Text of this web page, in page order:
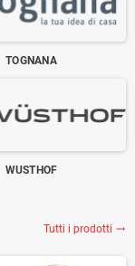
TOGNANA
WUSTHOF
Tutti i prodotti trending_flat